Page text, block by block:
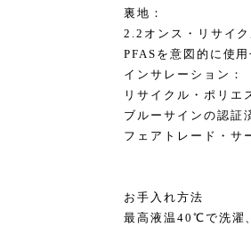
裏地：
2.2オンス・リサイ
PFASを意図的に使
インサレーション：
リサイクル・ポリエ
ブルーサインの認証
フェアトレード・サ
お手入れ方法
最高液温40℃で洗濯